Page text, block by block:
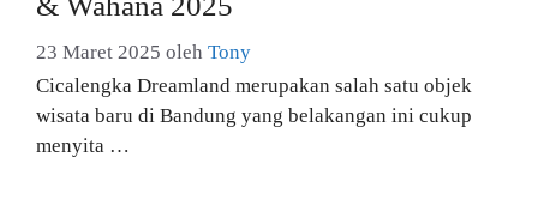
23 Maret 2025 oleh Tony
Cicalengka Dreamland merupakan salah satu objek
wisata baru di Bandung yang belakangan ini cukup
menyita …